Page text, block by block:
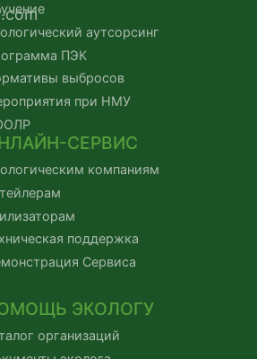
аутсорсинг
ПЭК
выбросов
при НМУ
СЕРВИС
компаниям
поддержка
Сервиса
ЭКОЛОГУ
организаций